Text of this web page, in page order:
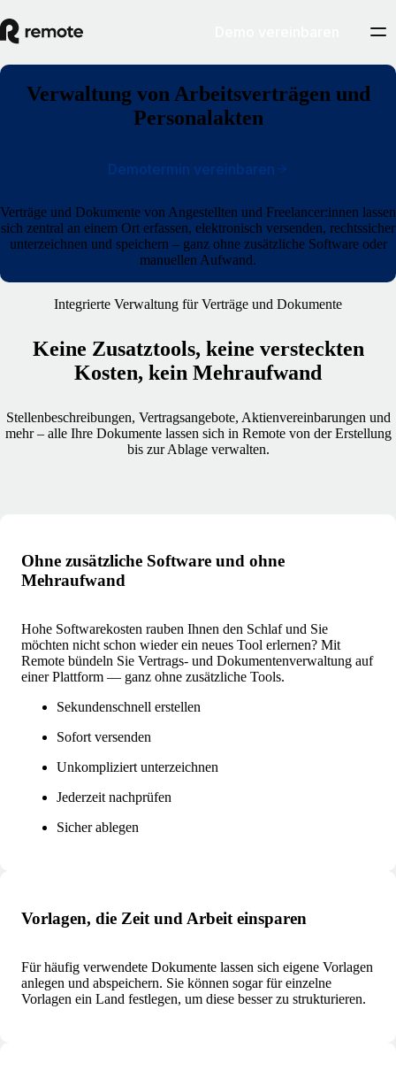
Verwaltung von Arbeitsverträgen und
Personalakten
Verträge und Dokumente von Angestellten und Freelancer:innen lassen
sich zentral an einem Ort erfassen, elektronisch versenden, rechtssicher
unterzeichnen und speichern – ganz ohne zusätzliche Software oder
manuellen Aufwand.
Demotermin vereinbaren
Integrierte Verwaltung für Verträge und Dokumente
Keine Zusatztools, keine versteckten
Kosten, kein Mehraufwand
Stellenbeschreibungen, Vertragsangebote, Aktienvereinbarungen und
mehr – alle Ihre Dokumente lassen sich in Remote von der Erstellung
bis zur Ablage verwalten.
Ohne zusätzliche Software und ohne
Mehraufwand
Hohe Softwarekosten rauben Ihnen den Schlaf und Sie
möchten nicht schon wieder ein neues Tool erlernen? Mit
Remote bündeln Sie Vertrags- und Dokumentenverwaltung auf
einer Plattform — ganz ohne zusätzliche Tools.
Sekundenschnell erstellen
Sofort versenden
Unkompliziert unterzeichnen
Jederzeit nachprüfen
Sicher ablegen
Vorlagen, die Zeit und Arbeit einsparen
Für häufig verwendete Dokumente lassen sich eigene Vorlagen
anlegen und abspeichern. Sie können sogar für einzelne
Vorlagen ein Land festlegen, um diese besser zu strukturieren.